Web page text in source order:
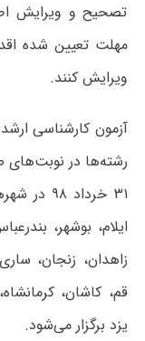
تصحیح و ویرایش
مهلت تعیین شده
ویرایش کنند.
۳۱
ایلام، بوشهر،
زاهدان، زنجان،
قم، کاشان،
یزد برگزار می‌شود.